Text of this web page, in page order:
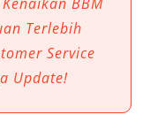
profesional
untuk
Terlebih
Service
Update!